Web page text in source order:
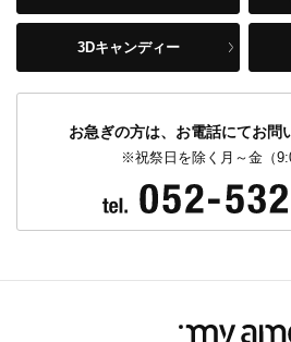
3Dキャンディー
お急ぎの方は、お電話にてお問
※祝祭日を除く月～金（